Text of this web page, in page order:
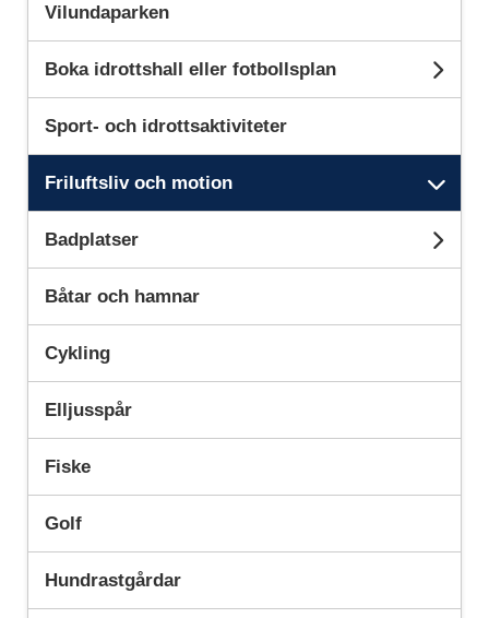
Vilundaparken
Boka idrottshall eller fotbollsplan
Sport- och idrottsaktiviteter
Friluftsliv och motion
Badplatser
Båtar och hamnar
Cykling
Elljusspår
Fiske
Golf
Hundrastgårdar